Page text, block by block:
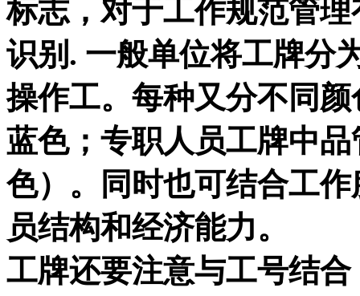
标志，对于工作规范管
识别. 一般单位将工牌分
操作工。每种又分不同
蓝色；专职人员工牌中
色）。同时也可结合工
员结构和经济能力。
工牌还要注意与工号结